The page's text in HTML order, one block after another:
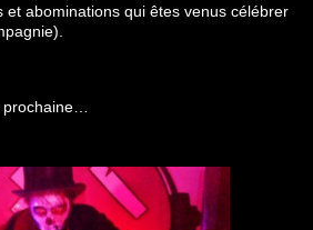
et abominations qui êtes venus célébrer